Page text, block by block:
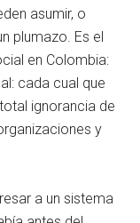
asumir, o
plumazo. Es el
en Colombia:
cada cual que
ignorancia de
y
a un sistema